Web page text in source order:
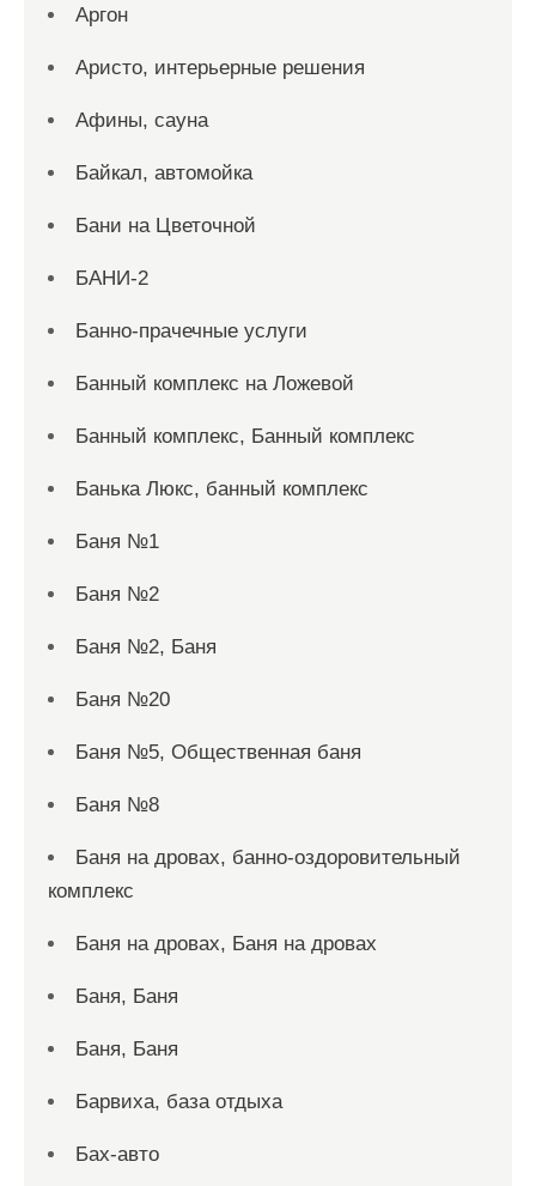
Аргон
Аристо, интерьерные решения
Афины, сауна
Байкал, автомойка
Бани на Цветочной
БАНИ-2
Банно-прачечные услуги
Банный комплекс на Ложевой
Банный комплекс, Банный комплекс
Банька Люкс, банный комплекс
Баня №1
Баня №2
Баня №2, Баня
Баня №20
Баня №5, Общественная баня
Баня №8
Баня на дровах, банно-оздоровительный
комплекс
Баня на дровах, Баня на дровах
Баня, Баня
Баня, Баня
Барвиха, база отдыха
Бах-авто